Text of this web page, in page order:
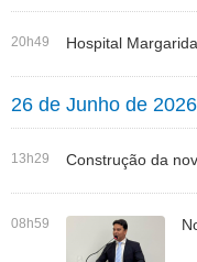
20h49 Hospital
26 de Junho de 2026
13h29 Construção da
08h59